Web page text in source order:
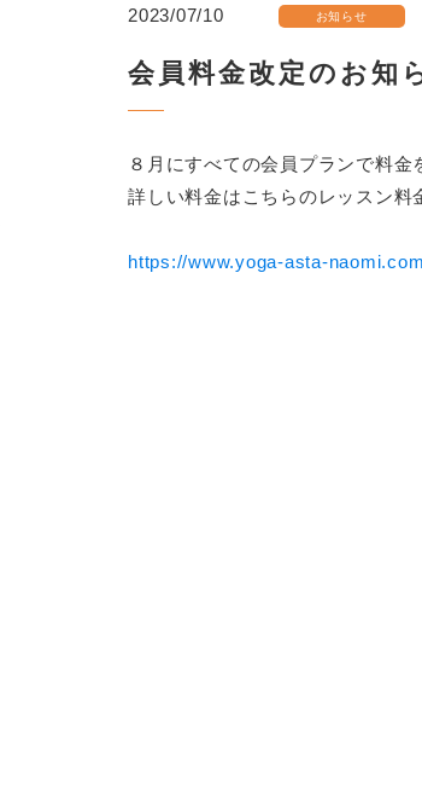
2023/07/10 お知らせ
会員料金改定のお知
８月にすべての会員プランで料金
詳しい料金はこちらのレッスン料
https://www.yoga-asta-